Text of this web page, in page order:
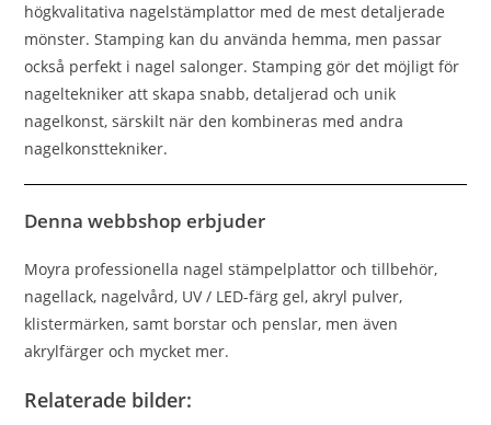
högkvalitativa nagelstämplattor med de mest detaljerade
mönster. Stamping kan du använda hemma, men passar
också perfekt i nagel salonger. Stamping gör det möjligt för
nageltekniker att skapa snabb, detaljerad och unik
nagelkonst, särskilt när den kombineras med andra
nagelkonsttekniker.
Denna webbshop erbjuder
Moyra professionella nagel stämpelplattor och tillbehör,
nagellack, nagelvård, UV / LED-färg gel, akryl pulver,
klistermärken, samt borstar och penslar, men även
akrylfärger och mycket mer.
Relaterade bilder: